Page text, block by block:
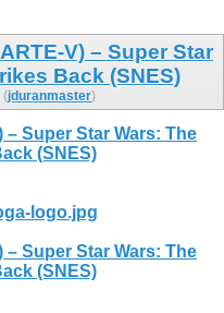
V) – Super Star
Back (SNES)
(jduranmaster)
– Super Star Wars: The
(SNES)
logo.jpg
– Super Star Wars: The
(SNES)